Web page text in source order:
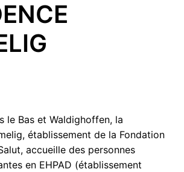
le Bas et Waldighoffen, la
établissement de la Fondation
accueille des personnes
en EHPAD (établissement